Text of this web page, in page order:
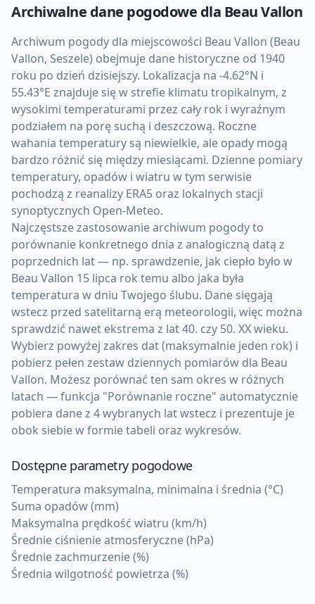
Archiwalne dane pogodowe dla Beau Vallon
Archiwum pogody dla miejscowości Beau Vallon (Beau
Vallon, Seszele) obejmuje dane historyczne od 1940
roku po dzień dzisiejszy. Lokalizacja na -4.62°N i
55.43°E znajduje się w strefie klimatu tropikalnym, z
wysokimi temperaturami przez cały rok i wyraźnym
podziałem na porę suchą i deszczową. Roczne
wahania temperatury są niewielkie, ale opady mogą
bardzo różnić się między miesiącami. Dzienne pomiary
temperatury, opadów i wiatru w tym serwisie
pochodzą z reanalizy ERA5 oraz lokalnych stacji
synoptycznych Open-Meteo.
Najczęstsze zastosowanie archiwum pogody to
porównanie konkretnego dnia z analogiczną datą z
poprzednich lat — np. sprawdzenie, jak ciepło było w
Beau Vallon 15 lipca rok temu albo jaka była
temperatura w dniu Twojego ślubu. Dane sięgają
wstecz przed satelitarną erą meteorologii, więc można
sprawdzić nawet ekstrema z lat 40. czy 50. XX wieku.
Wybierz powyżej zakres dat (maksymalnie jeden rok) i
pobierz pełen zestaw dziennych pomiarów dla Beau
Vallon. Możesz porównać ten sam okres w różnych
latach — funkcja "Porównanie roczne" automatycznie
pobiera dane z 4 wybranych lat wstecz i prezentuje je
obok siebie w formie tabeli oraz wykresów.
Dostępne parametry pogodowe
Temperatura maksymalna, minimalna i średnia (°C)
Suma opadów (mm)
Maksymalna prędkość wiatru (km/h)
Średnie ciśnienie atmosferyczne (hPa)
Średnie zachmurzenie (%)
Średnia wilgotność powietrza (%)